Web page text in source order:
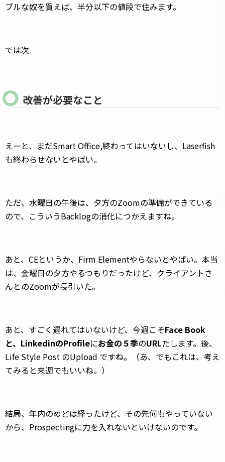
ブルな奴を買えば、半分以下の値段で住みます。
では次
改善が必要なこと
えーと、まだSmart Office,終わってはいないし、Laserfish
も終わらせないとやばい。
ただ、水曜日の午後は、夕方のZoomの準備ができている
ので、こういうBacklogの消化につかえますね。
あと、CEというか、Firm Elementやらないとやばい。本当
は、金曜日の夕方やるつもりだったけど、クライアントさ
んとのZoomが長引いた。
あと、すごく遅れてはいないけど、今週こそFace Book
と、LinkedinのProfileにお金の５季のURLたします。後、
Life Style Post のUpload ですね。（あ、でもこれは、考え
てみると来週でもいいね。）
結局、年内のめどは経ったけど、その先何もやっていない
から、Prospectingに力を入れないといけないのです。